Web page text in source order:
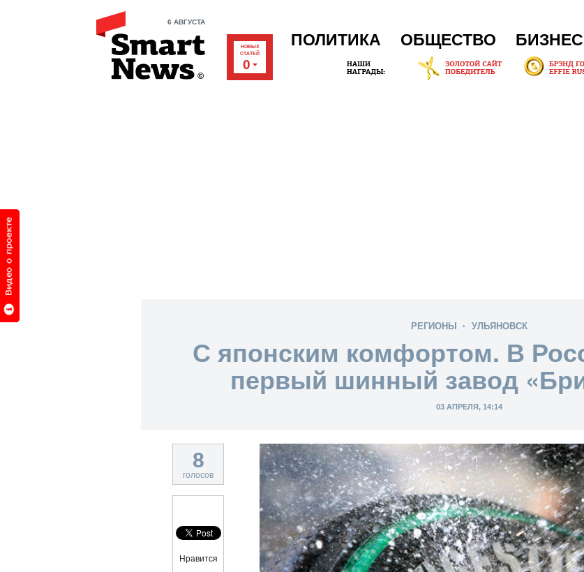
6 АВГУСТА
НОВЫХ
СТАТЕЙ
0
ПОЛИТИКА ОБЩЕСТВО БИЗНЕС
РЕГИОНЫ УЛЬЯНОВСК
С японским комфортом. В
первый шинный завод
03 АПРЕЛЯ, 14:14
8
голосов
Нравится